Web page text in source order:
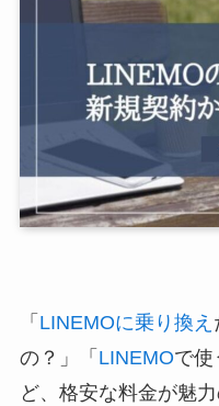
「 LINEMOに乗り換え
の？」「 LINEMOで使
ど、格安な料金が魅